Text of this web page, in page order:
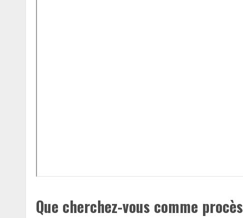
Que cherchez-vous comme procès